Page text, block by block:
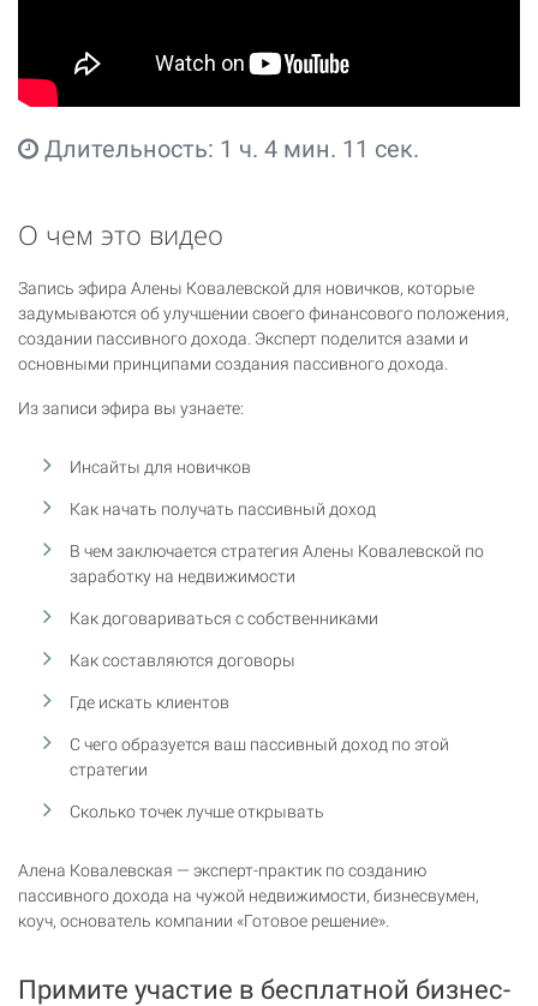
Длительность: 1 ч. 4 мин. 11 сек.
О чем это видео
Запись эфира Алены Ковалевской для новичков, которые
задумываются об улучшении своего финансового положения,
создании пассивного дохода. Эксперт поделится азами и
основными принципами создания пассивного дохода.
Из записи эфира вы узнаете:
Инсайты для новичков
Как начать получать пассивный доход
В чем заключается стратегия Алены Ковалевской по
заработку на недвижимости
Как договариваться с собственниками
Как составляются договоры
Где искать клиентов
С чего образуется ваш пассивный доход по этой
стратегии
Сколько точек лучше открывать
Алена Ковалевская — эксперт-практик по созданию
пассивного дохода на чужой недвижимости, бизнесвумен,
коуч, основатель компании «Готовое решение».
Примите участие в бесплатной бизнес-